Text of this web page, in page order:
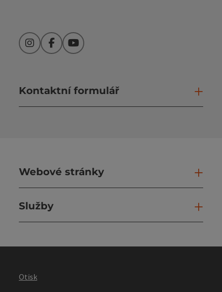
InstagramFacebookYouTube
Kontaktní formulář
Webové stránky
Služby
Otisk